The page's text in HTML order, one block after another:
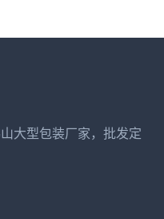
大型包装厂家，批发定